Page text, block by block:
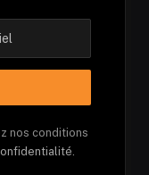
nos conditions